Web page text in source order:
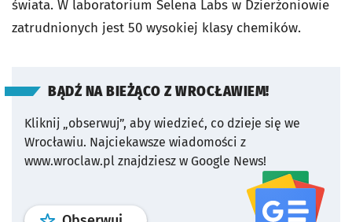
świata. W laboratorium Selena Labs w Dzierżoniowie
zatrudnionych jest 50 wysokiej klasy chemików.
BĄDŹ NA BIEŻĄCO Z WROCŁAWIEM!
Kliknij „obserwuj”, aby wiedzieć, co dzieje się we
Wrocławiu. Najciekawsze wiadomości z
www.wroclaw.pl znajdziesz w Google News!